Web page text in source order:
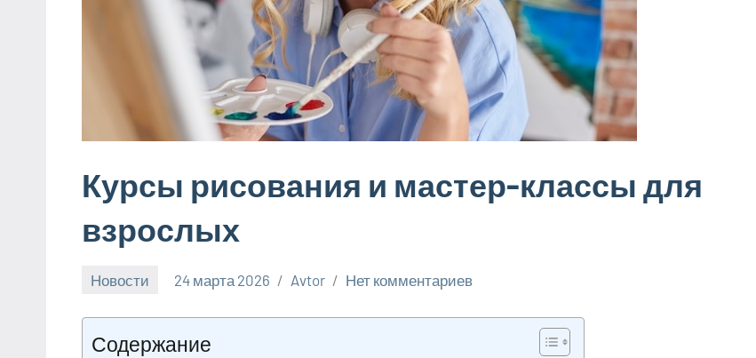
Курсы рисования и мастер-классы для
взрослых
Новости 24 марта 2026 Avtor Нет комментариев
Содержание